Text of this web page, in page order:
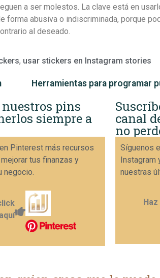
a ser molestos. La clave está en
forma abusiva o indiscriminada, porque
al deseado.
, usar stickers en Instagram stories
nuestros pins
siempre a
Pinterest más recursos
tus finanzas y
negocio.
aquí
canal
no
Síguenos
Instagram
nuestras